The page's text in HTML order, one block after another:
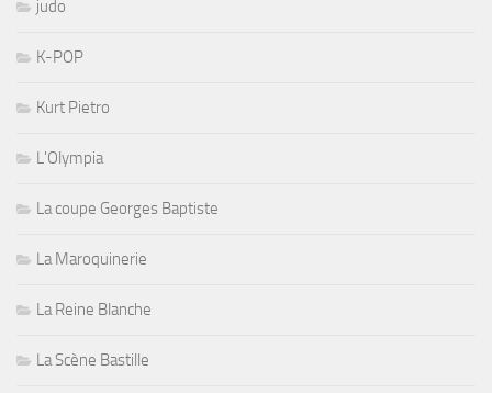
judo
K-POP
Kurt Pietro
L'Olympia
La coupe Georges Baptiste
La Maroquinerie
La Reine Blanche
La Scène Bastille